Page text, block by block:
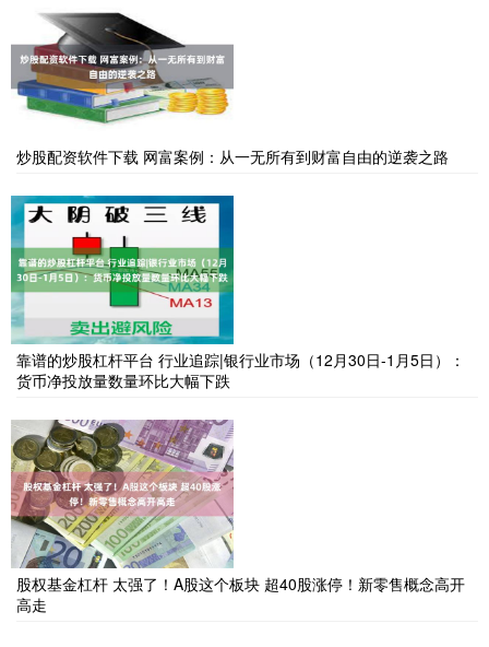
炒股配资软件下载 网富案例：从一无所有到财富自由的逆袭之路
靠谱的炒股杠杆平台 行业追踪|银行业市场（12月30日-1月5日）：
货币净投放量数量环比大幅下跌
股权基金杠杆 太强了！A股这个板块 超40股涨停！新零售概念高开
高走